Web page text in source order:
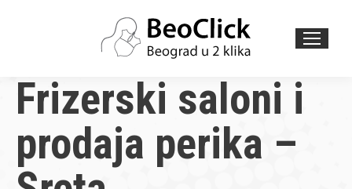
Frizerski saloni i
prodaja perika –